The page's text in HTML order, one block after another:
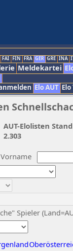
FAI FIN FRA GER GRE INA
Meldekartei
Elo AUT
Vorname
Spieler
AUT-Elolisten
2.303